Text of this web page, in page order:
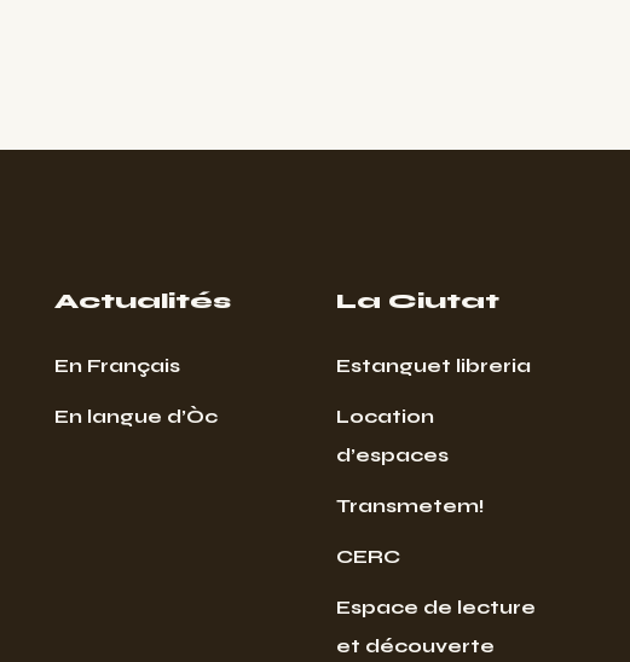
Actualités
En Français
En langue d’Òc
La Ciutat
Estanguet libreria
Location
d’espaces
Transmetem!
CERC
Espace de lecture
et découverte